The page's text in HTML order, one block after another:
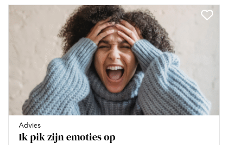
Advies
Ik pik zijn emoties op